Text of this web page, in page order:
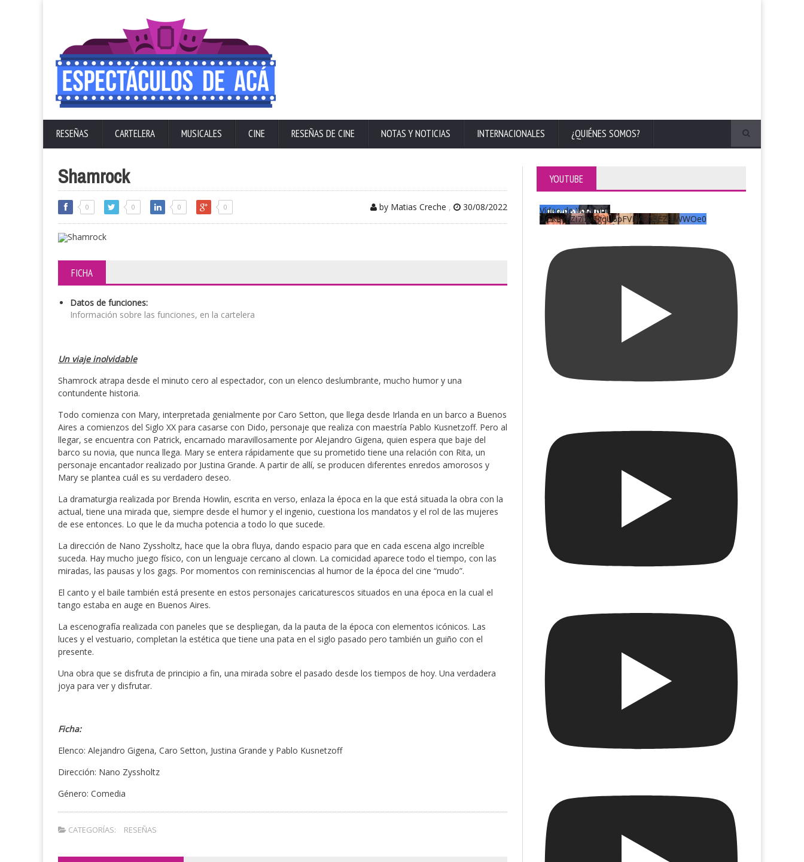
RESEÑAS CARTELERA MUSICALES CINE RESEÑAS DE CINE NOTAS Y NOTICIAS INTERNACIONALES ¿QUIÉNES SOMOS?
Shamrock
0 0 0 0 by Matias Creche , 30/08/2022
FICHA
Datos de funciones:
Información sobre las funciones, en la cartelera
Un viaje inolvidable
Shamrock atrapa desde el minuto cero al espectador, con un elenco deslumbrante, mucho humor y una
contundente historia.
Todo comienza con Mary, interpretada genialmente por Caro Setton, que llega desde Irlanda en un barco a Buenos
Aires a comienzos del Siglo XX para casarse con Dido, personaje que realiza con maestría Pablo Kusnetzoff. Pero al
llegar, se encuentra con Patrick, encarnado maravillosamente por Alejandro Gigena, quien espera que baje del
barco su novia, que nunca llega. Mary se entera rápidamente que su prometido tiene una relación con Rita, un
personaje encantador realizado por Justina Grande. A partir de allí, se producen diferentes enredos amorosos y
Mary se plantea cuál es su verdadero deseo.
La dramaturgia realizada por Brenda Howlin, escrita en verso, enlaza la época en la que está situada la obra con la
actual, tiene una mirada que, siempre desde el humor y el ingenio, cuestiona los mandatos y el rol de las mujeres
de ese entonces. Lo que le da mucha potencia a todo lo que sucede.
La dirección de Nano Zyssholtz, hace que la obra fluya, dando espacio para que en cada escena algo increíble
suceda. Hay mucho juego físico, con un lenguaje cercano al clown. La comicidad aparece todo el tiempo, con las
miradas, las pausas y los gags. Por momentos con reminiscencias al humor de la época del cine “mudo”.
El canto y el baile también está presente en estos personajes caricaturescos situados en una época en la cual el
tango estaba en auge en Buenos Aires.
La escenografía realizada con paneles que se despliegan, da la pauta de la época con elementos icónicos. Las
luces y el vestuario, completan la estética que tiene una pata en el siglo pasado pero también un guiño con el
presente.
Una obra que se disfruta de principio a fin, una mirada sobre el pasado desde los tiempos de hoy. Una verdadera
joya para ver y disfrutar.
Ficha:
Elenco: Alejandro Gigena, Caro Setton, Justina Grande y Pablo Kusnetzoff
Dirección: Nano Zyssholtz
Género: Comedia
CATEGORÍAS: RESEÑAS
YOUTUBE
Vídeo de YouTube
UCKqYjiZi7lzy6gqU6pFVFiA_A3EZ9JWWOe0